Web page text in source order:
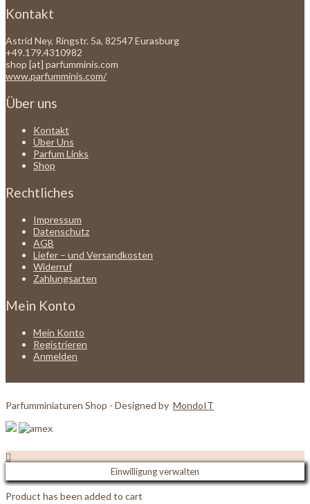
Kontakt
Astrid Ney, Ringstr. 5a, 82547 Eurasburg
+49.179.4310982
shop [at] parfumminis.com
www.parfumminis.com/
Über uns
Kontakt
Über Uns
Parfum Links
Shop
Rechtliches
Impressum
Datenschutz
AGB
Liefer – und Versandkosten
Widerruf
Zahlungsarten
Mein Konto
Mein Konto
Registrieren
Anmelden
Parfumminiaturen Shop - Designed by MondoIT
Einwilligung verwalten
Product has been added to cart